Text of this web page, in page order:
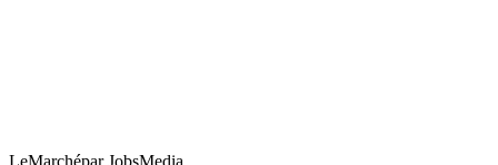
LeMarchépar JobsMedia